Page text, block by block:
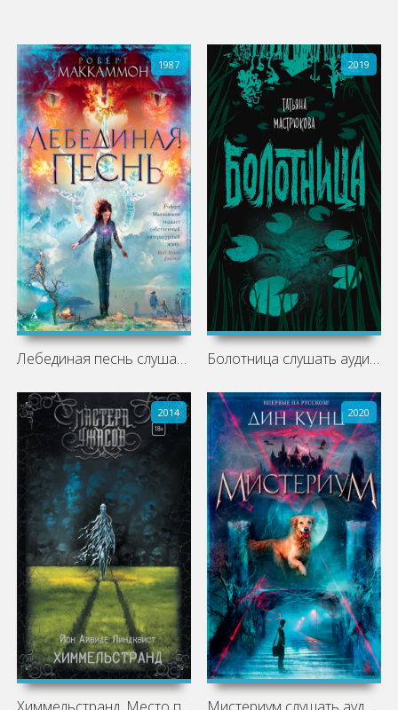
1987
Лебединая песнь слушать аудиокнигу
2019
Болотница слушать аудиокнигу бесплатно
2014 2020